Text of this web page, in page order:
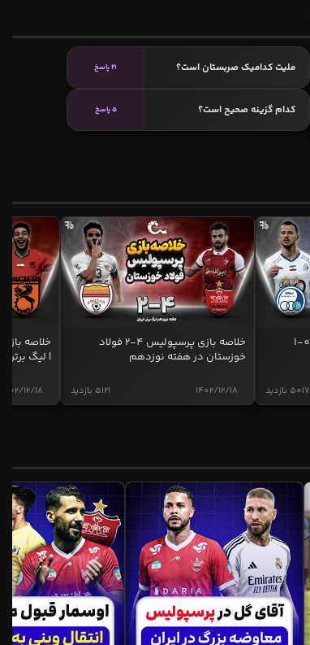
ملیت کدامیک صربستان است؟ 21 پاسخ
کدام گزینه صحیح است؟ 5 پاسخ
خلاصه بازی استقلال خوزستان 0-1
5017 بازدید
خلاصه بازی پرسپولیس 4-2 فولاد
خوزستان در هفته نوزدهم
5121 بازدید 1402/12/18
| لیگ برتر
1402/12/18